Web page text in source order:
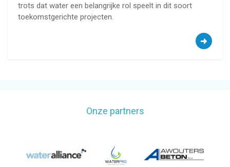
trots dat water een belangrijke rol speelt in dit soort
toekomstgerichte projecten.
Onze partners